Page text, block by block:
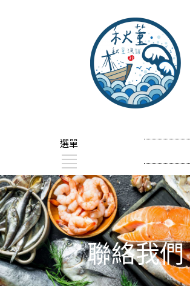
選單
聯絡我們